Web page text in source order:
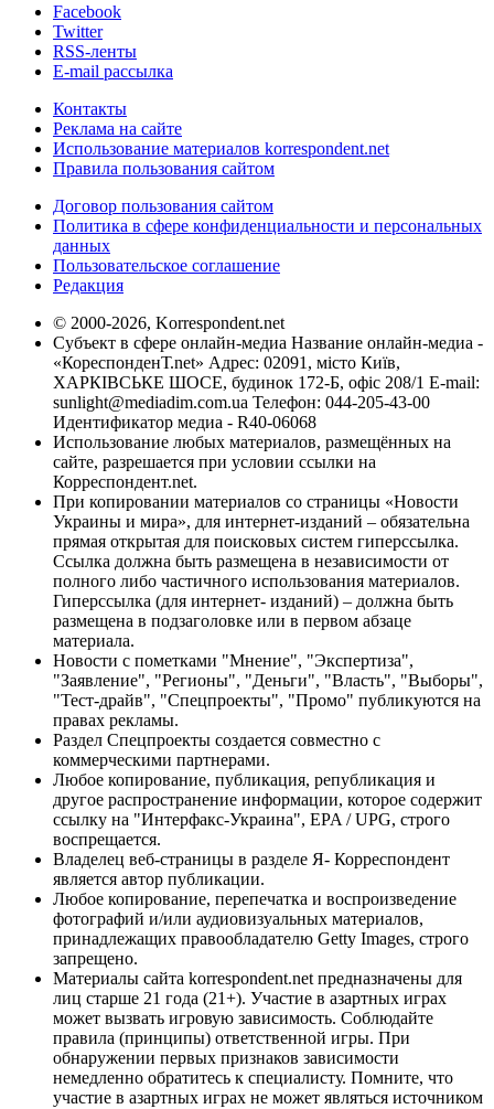
Facebook
Twitter
RSS-ленты
E-mail рассылка
Контакты
Реклама на сайте
Использование материалов korrespondent.net
Правила пользования сайтом
Договор пользования сайтом
Политика в сфере конфиденциальности и персональных
данных
Пользовательское соглашение
Редакция
© 2000-2026, Korrespondent.net
Субъект в сфере онлайн-медиа Название онлайн-медиа -
«КореспонденТ.net» Адрес: 02091, місто Київ,
ХАРКІВСЬКЕ ШОСЕ, будинок 172-Б, офіс 208/1 E-mail:
sunlight@mediadim.com.ua Телефон: 044-205-43-00
Идентификатор медиа - R40-06068
Использование любых материалов, размещённых на
сайте, разрешается при условии ссылки на
Корреспондент.net.
При копировании материалов со страницы «Новости
Украины и мира», для интернет-изданий – обязательна
прямая открытая для поисковых систем гиперссылка.
Ссылка должна быть размещена в независимости от
полного либо частичного использования материалов.
Гиперссылка (для интернет- изданий) – должна быть
размещена в подзаголовке или в первом абзаце
материала.
Новости с пометками "Мнение", "Экспертиза",
"Заявление", "Регионы", "Деньги", "Власть", "Выборы",
"Тест-драйв", "Спецпроекты", "Промо" публикуются на
правах рекламы.
Раздел Спецпроекты создается совместно с
коммерческими партнерами.
Любое копирование, публикация, републикация и
другое распространение информации, которое содержит
ссылку на "Интерфакс-Украина", EPA / UPG, строго
воспрещается.
Владелец веб-страницы в разделе Я- Корреспондент
является автор публикации.
Любое копирование, перепечатка и воспроизведение
фотографий и/или аудиовизуальных материалов,
принадлежащих правообладателю Getty Images, строго
запрещено.
Материалы сайта korrespondent.net предназначены для
лиц старше 21 года (21+). Участие в азартных играх
может вызвать игровую зависимость. Соблюдайте
правила (принципы) ответственной игры. При
обнаружении первых признаков зависимости
немедленно обратитесь к специалисту. Помните, что
участие в азартных играх не может являться источником